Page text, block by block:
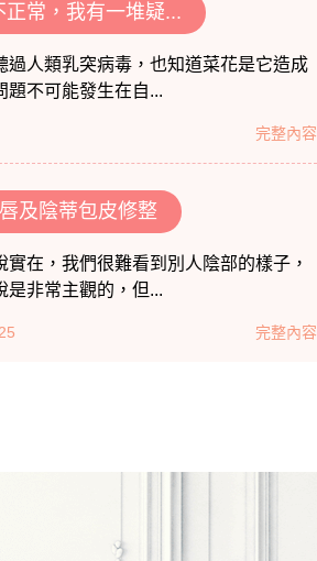
常，我有一堆疑...
過人類乳突病毒，也知道菜花是它造成
題不可能發生在自...
完整內容
及陰蒂包皮修整
在，我們很難看到別人陰部的樣子，
是非常主觀的，但...
完整內容